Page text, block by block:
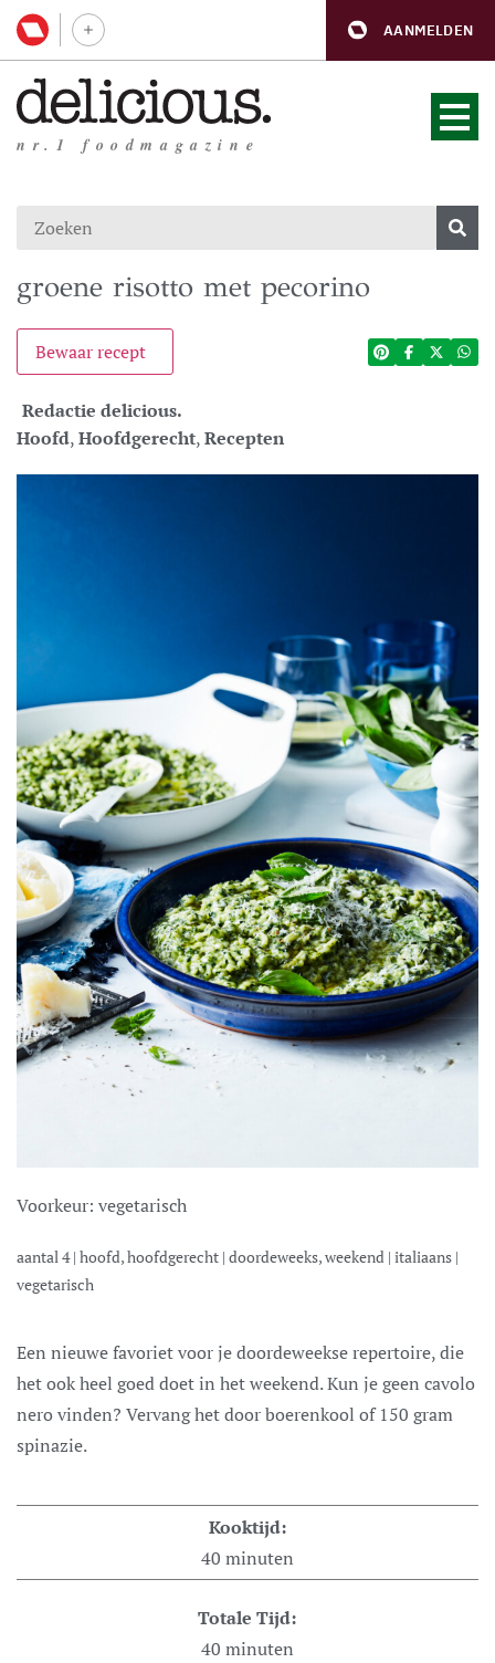
AANMELDEN
nr.1 foodmagazine
groene risotto met pecorino
Bewaar recept
Redactie delicious.
Hoofd,Hoofdgerecht,Recepten
Voorkeur: vegetarisch
aantal 4| hoofd, hoofdgerecht | doordeweeks, weekend | italiaans |
vegetarisch
Een nieuwe favoriet voor je doordeweekse repertoire, die
het ook heel goed doet in het weekend. Kun je geen cavolo
nero vinden? Vervang het door boerenkool of 150 gram
spinazie.
Kooktijd:
40 minuten
Totale Tijd:
40 minuten